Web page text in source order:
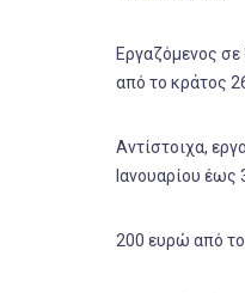
Εργαζόμενος
από το κράτος
Αντίστοιχα,
Ιανουαρίου
200 ευρώ από